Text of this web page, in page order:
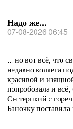
Надо же...
07-08-2026 06:45
... но вот всё, что
недавно коллега
красивой и
попробовала и всё,
Он терпкий с
Баночку